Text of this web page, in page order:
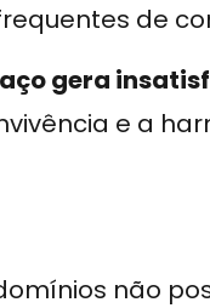
de
gera
e a
não